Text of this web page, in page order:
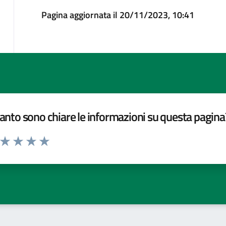
Pagina aggiornata il 20/11/2023, 10:41
sono chiare le informazioni su questa
da 1 a 5 stelle la pagina